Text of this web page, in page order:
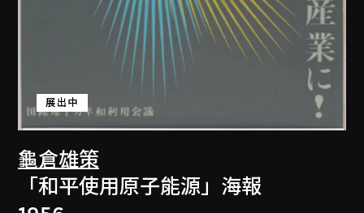
龜倉雄策
展出中
「和平使用原子能源」海報